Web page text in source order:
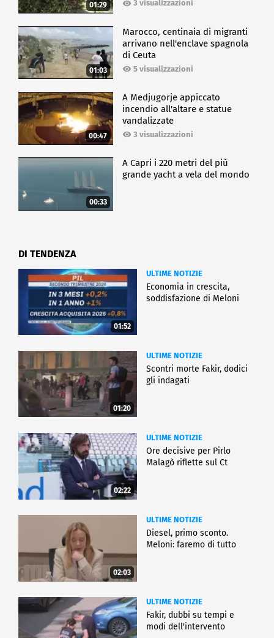
01:29 3 visualizzazioni
01:03
Marocco, centinaia di migranti
arrivano nell'enclave spagnola
di Ceuta
5 visualizzazioni
00:47
A Medjugorje appiccato
incendio all'altare e statue
vandalizzate
3 visualizzazioni
00:33
A Capri i 220 metri del più
grande yacht a vela del mondo
DI TENDENZA
01:52
ULTIME NOTIZIE
Economia in crescita,
soddisfazione di Meloni
01:20
ULTIME NOTIZIE
Scontri morte Fakir, dodici
gli indagati
02:22
ULTIME NOTIZIE
Ore decisive per Pirlo
Malagò riflette sul Ct
02:03
ULTIME NOTIZIE
Diesel, primo sconto.
Meloni: faremo di tutto
ULTIME NOTIZIE
Fakir, dubbi su tempi e
modi dell'intervento